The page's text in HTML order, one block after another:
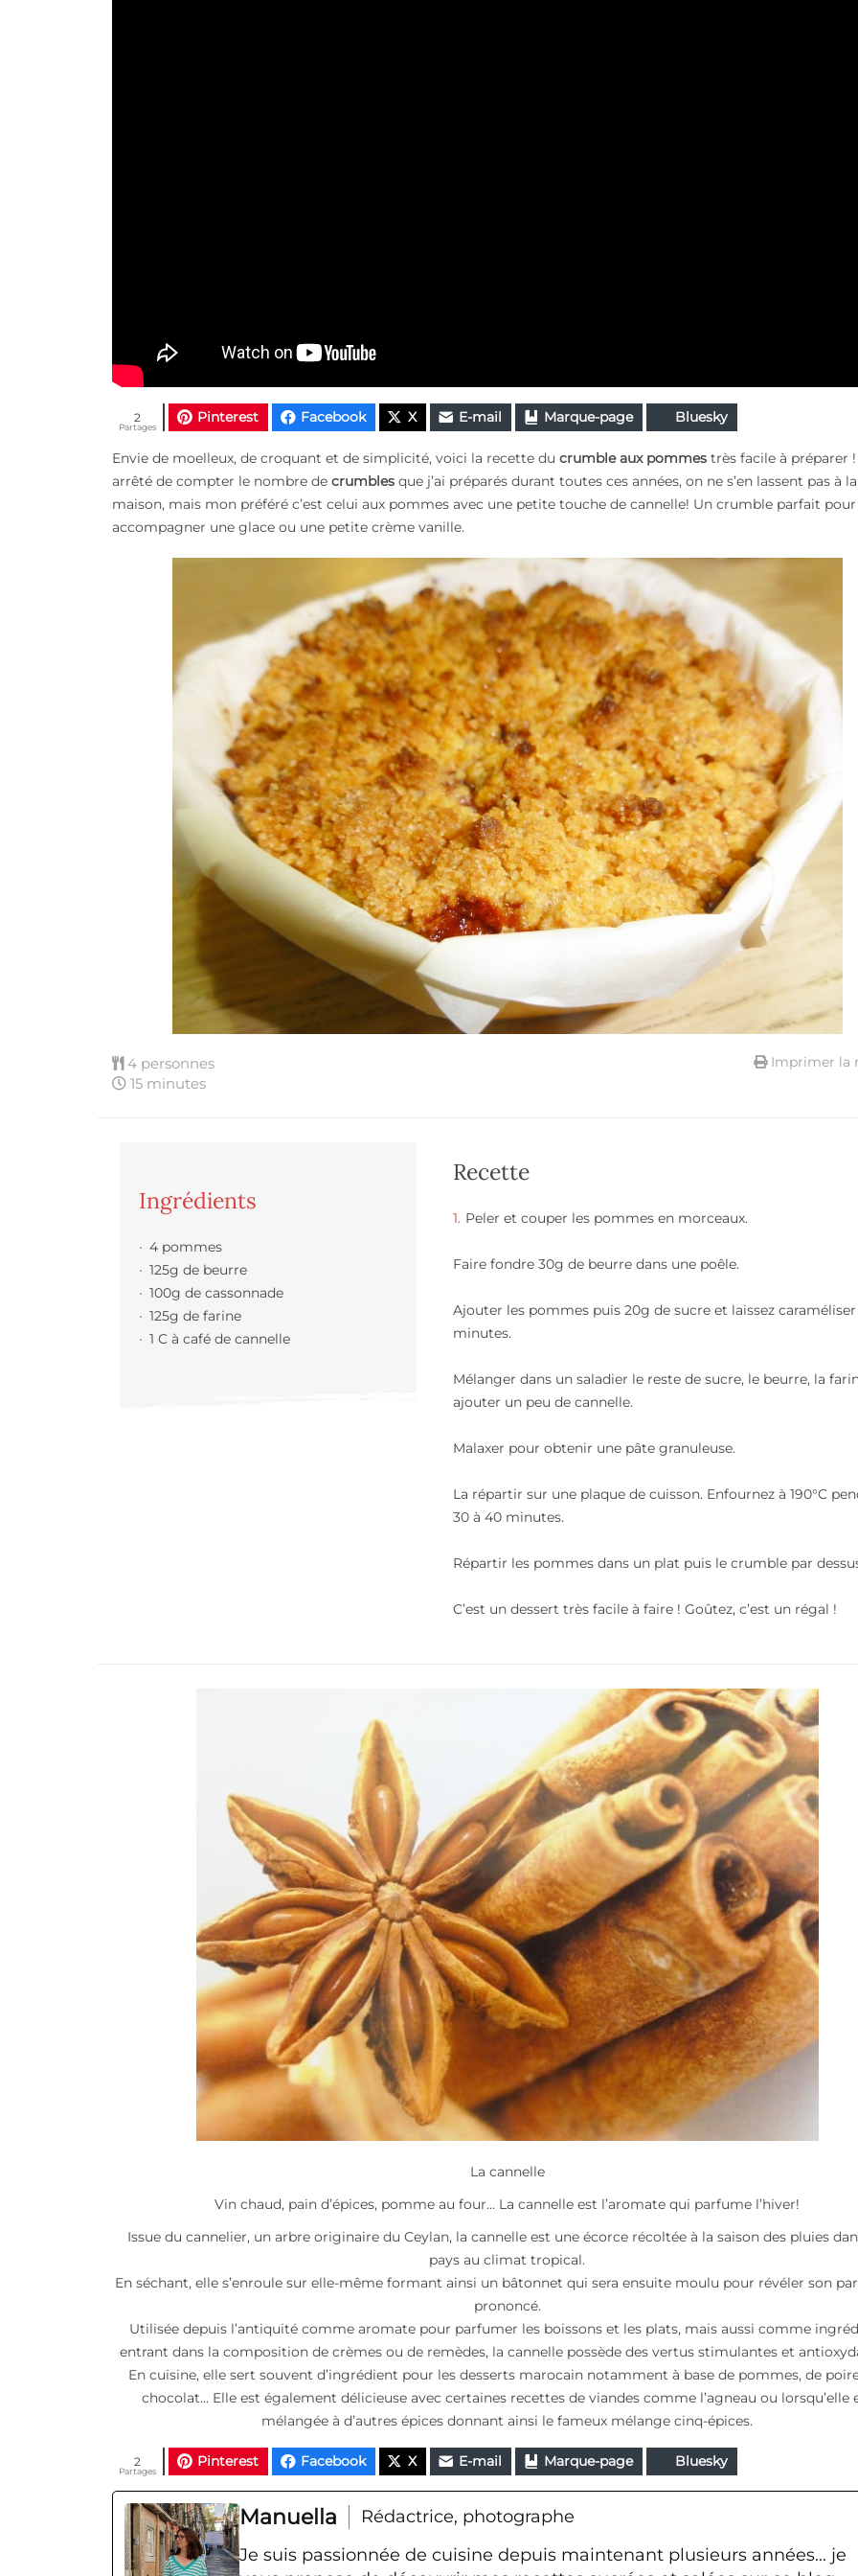
Pinterest Facebook X E-mail Marque-page Bluesky
Partages
2
Envie de moelleux, de croquant et de simplicité, voici la recette du crumble aux pommes très facile à préparer !
arrêté de compter le nombre de crumbles que j’ai préparés durant toutes ces années, on ne s’en lassent pas à la
maison, mais mon préféré c’est celui aux pommes avec une petite touche de cannelle! Un crumble parfait pour
accompagner une glace ou une petite crème vanille.
4 personnes
15 minutes
Imprimer la
Ingrédients
4 pommes
125g de beurre
100g de cassonnade
125g de farine
1 C à café de cannelle
Recette
Peler et couper les pommes en morceaux.
Faire fondre 30g de beurre dans une poêle.
Ajouter les pommes puis 20g de sucre et laissez
minutes.
Mélanger dans un saladier le reste de sucre, le beurre, la
ajouter un peu de cannelle.
Malaxer pour obtenir une pâte granuleuse.
La répartir sur une plaque de cuisson. Enfournez à 190°C
30 à 40 minutes.
Répartir les pommes dans un plat puis le crumble par
C’est un dessert très facile à faire ! Goûtez, c’est un régal !
La cannelle
Vin chaud, pain d’épices, pomme au four… La cannelle est l’aromate qui parfume l’hiver!
Issue du cannelier, un arbre originaire du Ceylan, la cannelle est une écorce récoltée à la saison des pluies
pays au climat tropical.
En séchant, elle s’enroule sur elle-même formant ainsi un bâtonnet qui sera ensuite moulu pour révéler son
prononcé.
Utilisée depuis l’antiquité comme aromate pour parfumer les boissons et les plats, mais aussi comme
entrant dans la composition de crèmes ou de remèdes, la cannelle possède des vertus stimulantes et
En cuisine, elle sert souvent d’ingrédient pour les desserts marocain notamment à base de pommes, de
chocolat… Elle est également délicieuse avec certaines recettes de viandes comme l’agneau ou lorsqu’elle
mélangée à d’autres épices donnant ainsi le fameux mélange cinq-épices.
Pinterest Facebook X E-mail Marque-page Bluesky
Partages
2
Manuella
Rédactrice, photographe
Je suis passionnée de cuisine depuis maintenant plusieurs années... je